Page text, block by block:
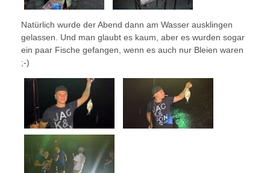
Natürlich wurde der Abend dann am Wasser ausklingen
gelassen. Und man glaubt es kaum, aber es wurden sogar
ein paar Fische gefangen, wenn es auch nur Bleien waren
;-)